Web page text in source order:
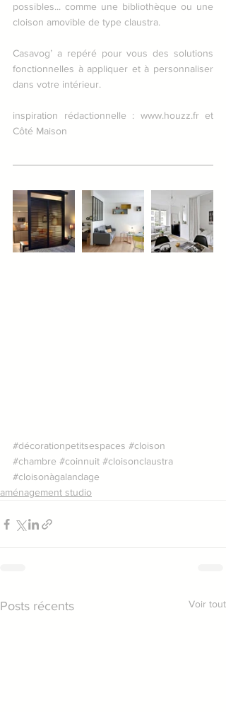
possibles... comme une bibliothèque ou une
cloison amovible de type claustra.
Casavog’ a repéré pour vous des solutions
fonctionnelles à appliquer et à personnaliser
dans votre intérieur.
inspiration rédactionnelle : www.houzz.fr et
Côté Maison
#décorationpetitsespaces #cloison
#chambre #coinnuit #cloisonclaustra
#cloisonàgalandage
aménagement studio
Posts récents Voir tout